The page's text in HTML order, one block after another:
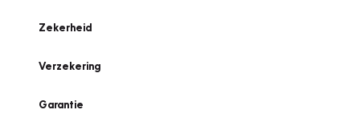
Zekerheid
Verzekering
Garantie